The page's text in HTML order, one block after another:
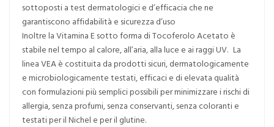
sottoposti a test dermatologici e d’efficacia che ne
garantiscono affidabilità e sicurezza d’uso
Inoltre la Vitamina E sotto forma di Tocoferolo Acetato è
stabile nel tempo al calore, all’aria, alla luce e ai raggi UV. La
linea VEA è costituita da prodotti sicuri, dermatologicamente
e microbiologicamente testati, efficaci e di elevata qualità
con formulazioni più semplici possibili per minimizzare i rischi di
allergia, senza profumi, senza conservanti, senza coloranti e
testati per il Nichel e per il glutine.